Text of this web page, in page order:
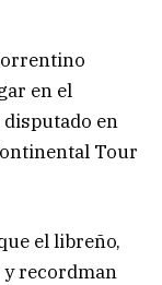
en el
en
Tour
el libreño,
y recordman